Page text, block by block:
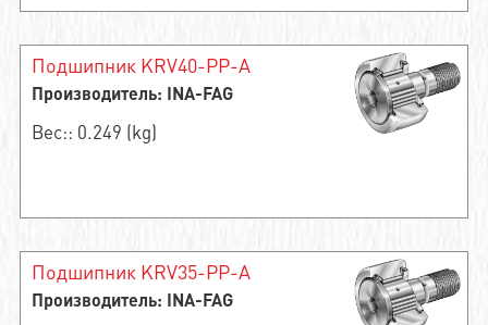
Подшипник KRV40-PP-A
Производитель: INA-FAG
Вес:: 0.249 (kg)
Подшипник KRV35-PP-A
Производитель: INA-FAG